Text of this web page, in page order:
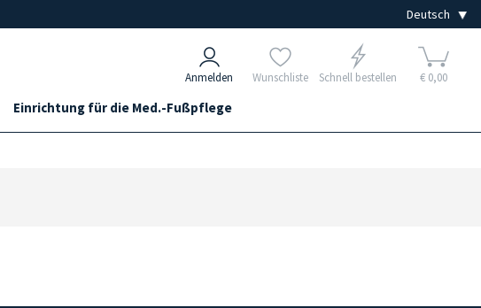
Anmelden Wunschliste Schnell bestellen € 0,00
Einrichtung für die Med.-Fußpflege